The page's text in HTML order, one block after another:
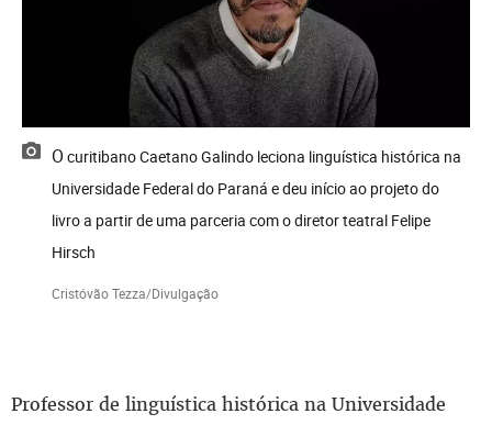
O curitibano Caetano Galindo leciona linguística histórica na
Universidade Federal do Paraná e deu início ao projeto do
livro a partir de uma parceria com o diretor teatral Felipe
Hirsch
Cristóvão Tezza/Divulgação
Professor de linguística histórica na Universidade